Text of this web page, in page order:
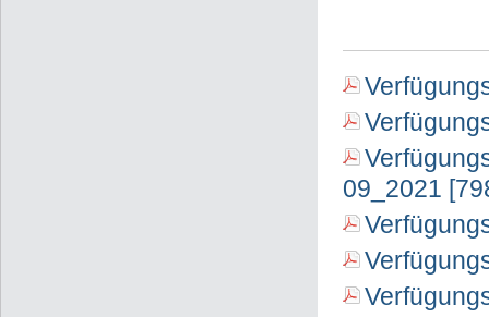
09_2021